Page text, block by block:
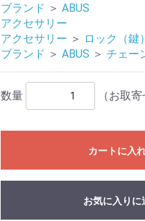
ブランド ＞ ABUS
アクセサリー
アクセサリー ＞ ロック（鍵）
ブランド ＞ ABUS ＞ チェー
数量 （お取寄
カートに入
お気に入りに